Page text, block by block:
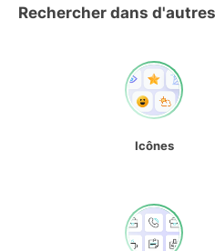
Rechercher dans
Icônes